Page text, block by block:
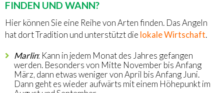
FINDEN UND WANN?
Hier können Sie eine Reihe von Arten finden. Das Angeln
hat dort Tradition und unterstützt die lokale Wirtschaft.
Marlin: Kann in jedem Monat des Jahres gefangen
werden. Besonders von Mitte November bis Anfang
März, dann etwas weniger von April bis Anfang Juni.
Dann geht es wieder aufwärts mit einem Höhepunkt im